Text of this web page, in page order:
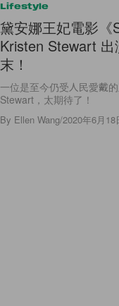
Lifestyle
黛安娜王妃電影《
Kristen Stewart
末！
一位是至今仍受人民愛戴
Stewart，太期待了！
By Ellen Wang/2020年6月18